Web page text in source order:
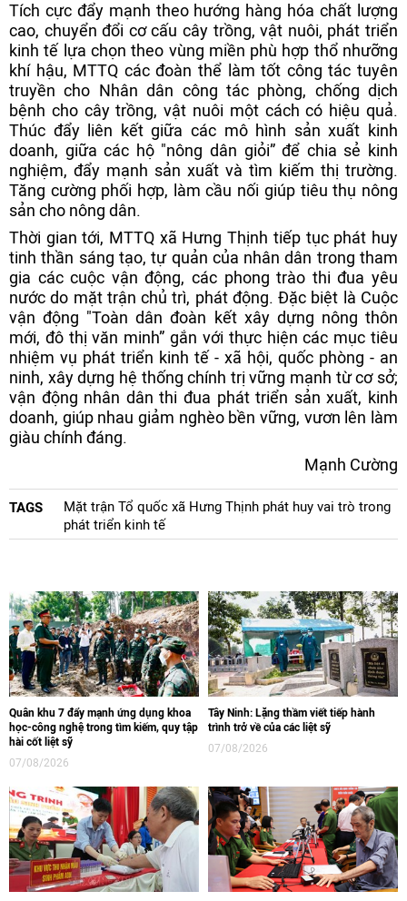
Tích cực đẩy mạnh theo hướng hàng hóa chất lượng
cao, chuyển đổi cơ cấu cây trồng, vật nuôi, phát triển
kinh tế lựa chọn theo vùng miền phù hợp thổ nhưỡng
khí hậu, MTTQ các đoàn thể làm tốt công tác tuyên
truyền cho Nhân dân công tác phòng, chống dịch
bệnh cho cây trồng, vật nuôi một cách có hiệu quả.
Thúc đẩy liên kết giữa các mô hình sản xuất kinh
doanh, giữa các hộ "nông dân giỏi” để chia sẻ kinh
nghiệm, đẩy mạnh sản xuất và tìm kiếm thị trường.
Tăng cường phối hợp, làm cầu nối giúp tiêu thụ nông
sản cho nông dân.
Thời gian tới, MTTQ xã Hưng Thịnh tiếp tục phát huy
tinh thần sáng tạo, tự quản của nhân dân trong tham
gia các cuộc vận động, các phong trào thi đua yêu
nước do mặt trận chủ trì, phát động. Đặc biệt là Cuộc
vận động "Toàn dân đoàn kết xây dựng nông thôn
mới, đô thị văn minh” gắn với thực hiện các mục tiêu
nhiệm vụ phát triển kinh tế - xã hội, quốc phòng - an
ninh, xây dựng hệ thống chính trị vững mạnh từ cơ sở;
vận động nhân dân thi đua phát triển sản xuất, kinh
doanh, giúp nhau giảm nghèo bền vững, vươn lên làm
giàu chính đáng.
Mạnh Cường
TAGS
Mặt trận Tổ quốc xã Hưng Thịnh phát huy vai trò trong
phát triển kinh tế
Quân khu 7 đẩy mạnh ứng dụng khoa
học-công nghệ trong tìm kiếm, quy tập
hài cốt liệt sỹ
07/08/2026
Tây Ninh: Lặng thầm viết tiếp hành
trình trở về của các liệt sỹ
07/08/2026